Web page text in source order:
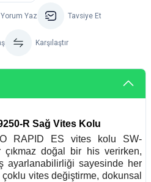
Yorum Yaz Tavsiye Et
Karşılaştır
R Sağ Vites Kolu
RAPID ES vites kolu SW-
çıkmaz doğal bir his verirken,
ayarlanabilirliği sayesinde her
vites değiştirme, dokunsal